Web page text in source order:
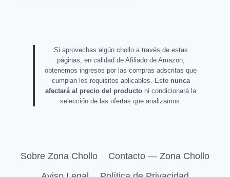
Si aprovechas algún chollo a través de estas
páginas, en calidad de Afiliado de Amazon,
obtenemos ingresos por las compras adscritas que
cumplan los requisitos aplicables. Esto nunca
afectará al precio del producto ni condicionará la
selección de las ofertas que analizamos.
Sobre Zona Chollo
Contacto — Zona Chollo